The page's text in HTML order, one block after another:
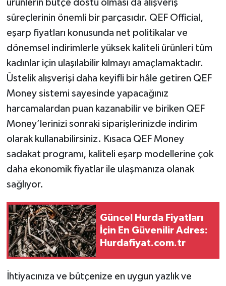
ürünlerin bütçe dostu olması da alışveriş
süreçlerinin önemli bir parçasıdır. QEF Official,
eşarp fiyatları konusunda net politikalar ve
dönemsel indirimlerle yüksek kaliteli ürünleri tüm
kadınlar için ulaşılabilir kılmayı amaçlamaktadır.
Üstelik alışverişi daha keyifli bir hâle getiren QEF
Money sistemi sayesinde yapacağınız
harcamalardan puan kazanabilir ve biriken QEF
Money’lerinizi sonraki siparişlerinizde indirim
olarak kullanabilirsiniz. Kısaca QEF Money
sadakat programı, kaliteli eşarp modellerine çok
daha ekonomik fiyatlar ile ulaşmanıza olanak
sağlıyor.
Güncel Hurda Fiyatları
İçin En Güvenilir Adres:
Hurdafiyat.com.tr
İhtiyacınıza ve bütçenize en uygun yazlık ve